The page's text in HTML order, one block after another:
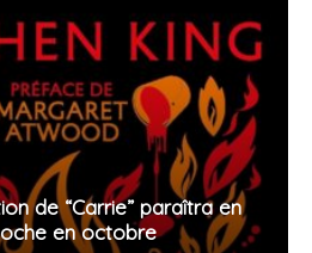
de “Carrie” paraîtra en
en octobre